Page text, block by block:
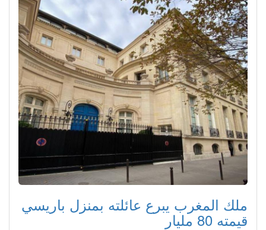
ملك المغرب يبرع عائلته بمنزل باريسي
قيمته 80 مليار